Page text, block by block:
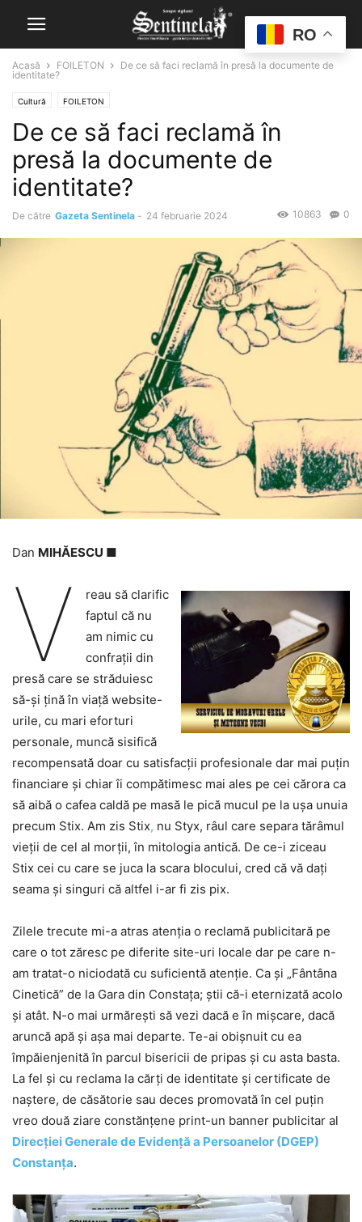
Acasă FOILETON
De ce să faci reclamă în presă la documente de
identitate?
Cultură FOILETON
De ce să faci reclamă în
presă la documente de
identitate?
De către Gazeta Sentinela - 24 februarie 2024 0
10863
Dan MIHĂESCU ■
V
reau să clarific
faptul că nu
am nimic cu
confrații din
presă care se străduiesc
să-și țină în viață website-
urile, cu mari eforturi
personale, muncă sisifică
recompensată doar cu satisfacții profesionale dar mai puțin
financiare și chiar îi compătimesc mai ales pe cei cărora ca
să aibă o cafea caldă pe masă le pică mucul pe la ușa unuia
precum Stix. Am zis Stix, nu Styx, râul care separa tărâmul
vieții de cel al morții, în mitologia antică. De ce-i ziceau
Stix cei cu care se juca la scara blocului, cred că vă dați
seama și singuri că altfel i-ar fi zis pix.
Zilele trecute mi-a atras atenția o reclamă publicitară pe
care o tot zăresc pe diferite site-uri locale dar pe care n-
am tratat-o niciodată cu suficientă atenție. Ca și „Fântâna
Cinetică” de la Gara din Constața; știi că-i eternizată acolo
și atât. N-o mai urmărești să vezi dacă e în mișcare, dacă
aruncă apă și așa mai departe. Te-ai obișnuit cu ea
împăienjenită în parcul bisericii de pripas și cu asta basta.
La fel și cu reclama la cărți de identitate și certificate de
naștere, de căsătorie sau deces promovată în cel puțin
vreo două ziare constănțene print-un banner publicitar al
Direcţiei Generale de Evidenţă a Persoanelor (DGEP)
Constanța.
RO